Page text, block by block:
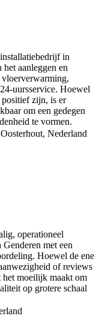
in
aanleggen en
vloerverwarming,
uursservice. Hoewel
zijn, is er
om een gedegen
te vormen.
Nederland
operationeel
met een
Hoewel de ene
of reviews
moeilijk maakt om
op grotere schaal